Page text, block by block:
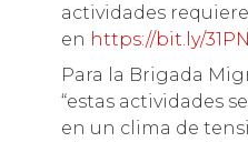
actividades
en https://bit.ly/
Para la Brigada
“estas actividades
en un clima de